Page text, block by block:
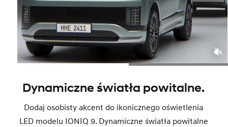
Dynamiczne światła powitalne.
Dodaj osobisty akcent do ikonicznego oświetlenia
LED modelu IONIQ 9. Dynamiczne światła powitalne